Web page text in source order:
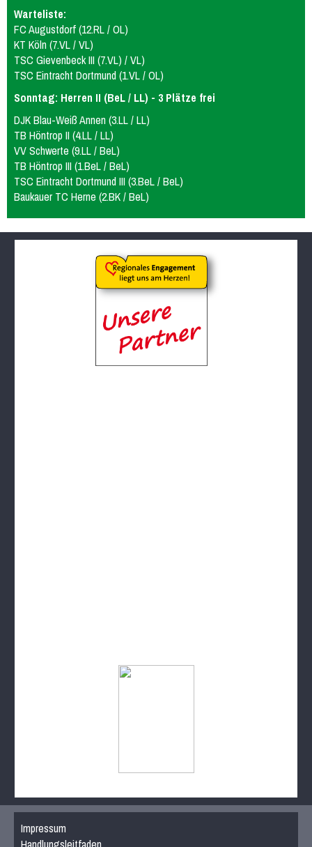
Warteliste:
FC Augustdorf (12.RL / OL)
KT Köln (7.VL / VL)
TSC Gievenbeck III (7.VL) / VL)
TSC Eintracht Dortmund (1.VL / OL)
Sonntag: Herren II (BeL / LL) - 3 Plätze frei
DJK Blau-Weiß Annen (3.LL / LL)
TB Höntrop II (4.LL / LL)
VV Schwerte (9.LL / BeL)
TB Höntrop III (1.BeL / BeL)
TSC Eintracht Dortmund III (3.BeL / BeL)
Baukauer TC Herne (2.BK / BeL)
Impressum